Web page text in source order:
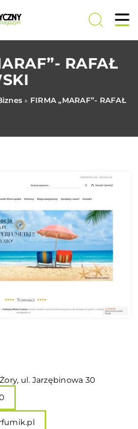
RAFAŁ
» FIRMA „MARAF”- RAFAŁ
ul. Jarzębinowa 30